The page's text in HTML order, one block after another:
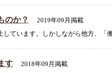
のか？ 2019年09月掲載
ています。しかしながら他方、「
す 2018年09月掲載